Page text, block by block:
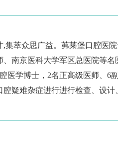
,集萃众思广益。茀莱堡口腔医
、南京医科大学军区总医院等
医学博士，2名正高级医师、6
疑难杂症进行进行检查、设计